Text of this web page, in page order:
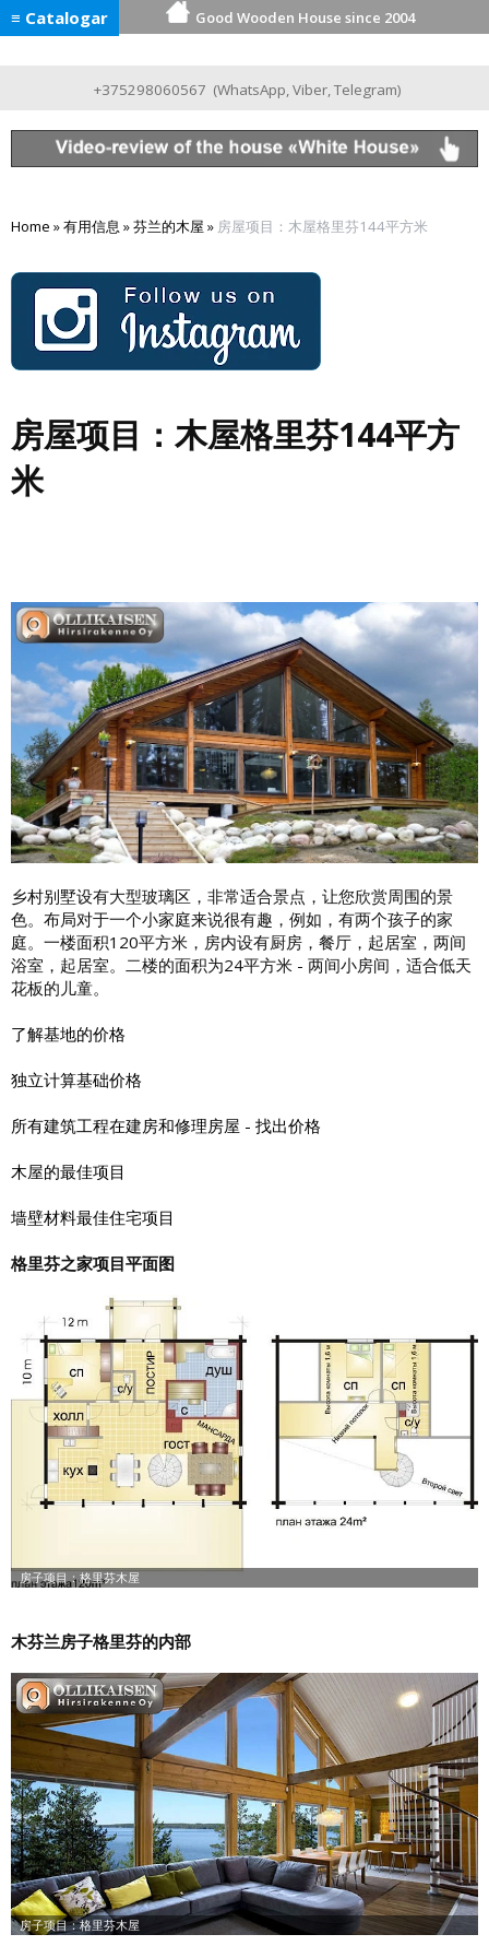
≡ Catalogar Good Wooden House since 2004
+375298060567 (WhatsApp,Viber,Telegram)
Home »有用信息 »芬兰的木屋 » 房屋项目：木屋格里芬144平方米
房屋项目：木屋格里芬144平方
米
乡村别墅设有大型玻璃区，非常适合景点，让您欣赏周围的景
色。布局对于一个小家庭来说很有趣，例如，有两个孩子的家
庭。一楼面积120平方米，房内设有厨房，餐厅，起居室，两间
浴室，起居室。二楼的面积为24平方米 - 两间小房间，适合低天
花板的儿童。
了解基地的价格
独立计算基础价格
所有建筑工程在建房和修理房屋 - 找出价格
木屋的最佳项目
墙壁材料最佳住宅项目
格里芬之家项目平面图
木芬兰房子格里芬的内部